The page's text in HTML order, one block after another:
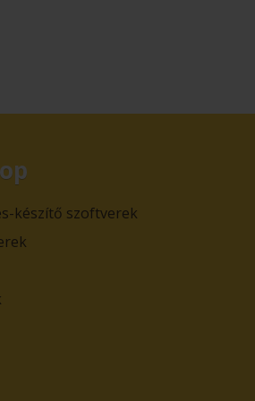
készítő szoftverek